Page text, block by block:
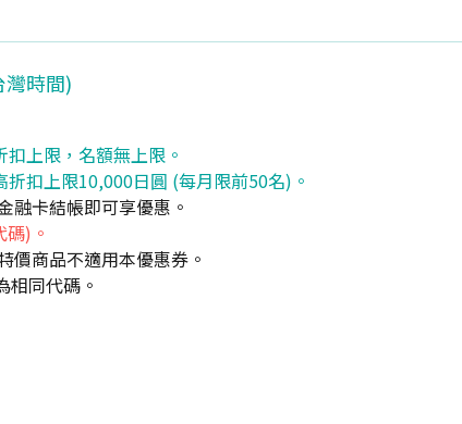
時間)
上限，名額無上限。
扣上限10,000日圓 (每月限前50名)。
融卡結帳即可享優惠。
)。
價商品不適用本優惠券。
相同代碼。